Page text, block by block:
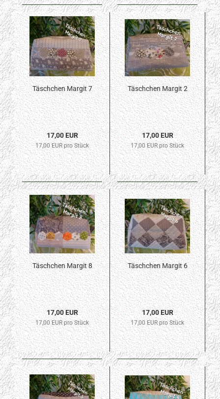
Täschchen Margit 7
17,00 EUR
17,00 EUR pro Stück
Täschchen Margit 2
17,00 EUR
17,00 EUR pro Stück
Täschchen Margit 8
17,00 EUR
17,00 EUR pro Stück
Täschchen Margit 6
17,00 EUR
17,00 EUR pro Stück